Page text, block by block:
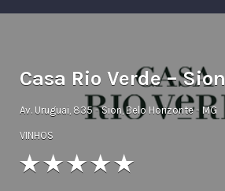
Casa Rio Verde – Sion
Av. Uruguai, 835 - Sion, Belo Horizonte - MG
VINHOS